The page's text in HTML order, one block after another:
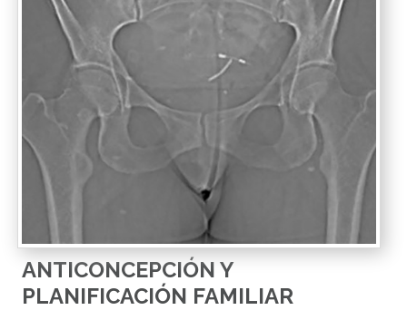
ANTICONCEPCIÓN Y
PLANIFICACIÓN FAMILIAR